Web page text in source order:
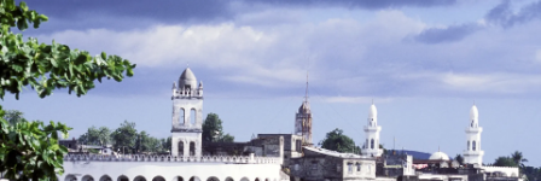
世界中の契約社員をオンボーディングし、管理
PEO
複雑な雇用関連業務を外部委託
インフラ
成長の段階
スタートアップ
成長中の企業向けのアジャイルなグローバルHR・給与処理ソ
リューション
契約社員の報酬計算ツール
グローバルな契約社員向けに、通貨オプションと支払スピー
ドを確認する
REMOTEで学習
Nederlands
Français
Deutsch
ログイン